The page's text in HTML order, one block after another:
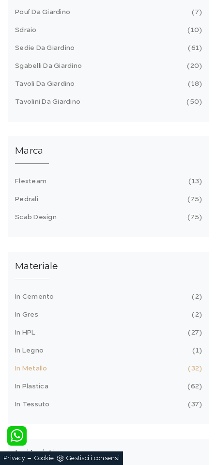
Pouf Da Giardino 7
Sdraio 10
Sedie Da Giardino 61
Sgabelli Da Giardino 20
Tavoli Da Giardino 18
Tavolini Da Giardino 50
Marca
Flexteam 13
Pedrali 75
Scab Design 75
Materiale
In Cemento 2
In Gres 2
In HPL 27
In Legno 1
In Metallo 32
In Plastica 62
In Tessuto 37
I più visti a :
Privacy- Cookie Gestisci i consensi